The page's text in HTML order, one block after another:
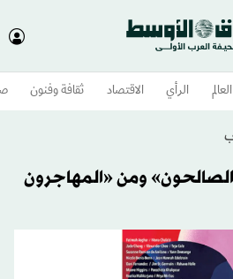
العالم الرأي الاقتصاد ثقافة وفنون
ومن «المهاجرون